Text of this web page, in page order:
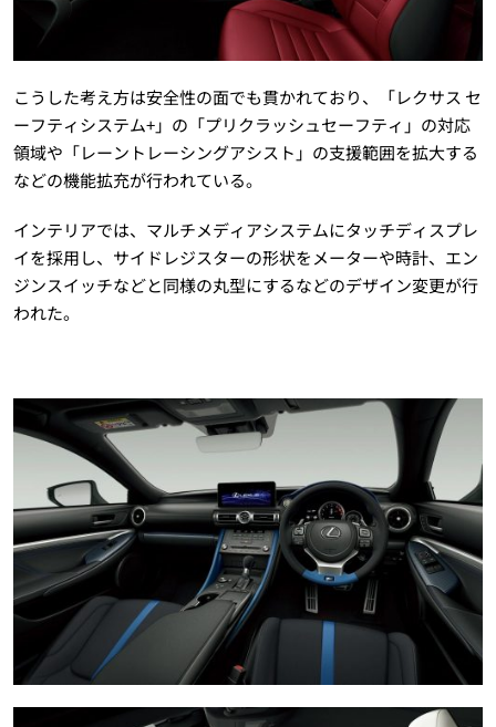
こうした考え方は安全性の面でも貫かれており、「レクサス セ
ーフティシステム+」の「プリクラッシュセーフティ」の対応
領域や「レーントレーシングアシスト」の支援範囲を拡大する
などの機能拡充が行われている。
インテリアでは、マルチメディアシステムにタッチディスプレ
イを採用し、サイドレジスターの形状をメーターや時計、エン
ジンスイッチなどと同様の丸型にするなどのデザイン変更が行
われた。